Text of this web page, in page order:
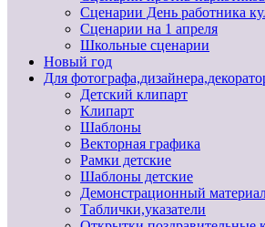
Сценарии День работника
Сценарии на 1 апреля
Школьные сценарии
Новый год
Для
Детский клипарт
Клипарт
Шаблоны
Векторная графика
Рамки детские
Шаблоны детские
Демонстрационный
Таблички,указатели